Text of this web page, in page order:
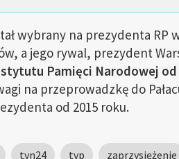
wybrany na prezydenta RP
a jego rywal, prezydent
Pamięci Narodowej od
na przeprowadzkę do
od 2015 roku.
tvn24 tvp zaprzysiężenie